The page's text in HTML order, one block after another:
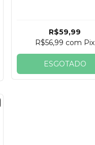
R$59,99
R$56,99 com Pix
ESGOTADO